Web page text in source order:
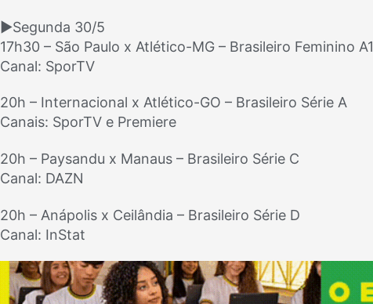
►Segunda 30/5
17h30 – São Paulo x Atlético-MG – Brasileiro Feminino A1
Canal: SporTV
20h – Internacional x Atlético-GO – Brasileiro Série A
Canais: SporTV e Premiere
20h – Paysandu x Manaus – Brasileiro Série C
Canal: DAZN
20h – Anápolis x Ceilândia – Brasileiro Série D
Canal: InStat